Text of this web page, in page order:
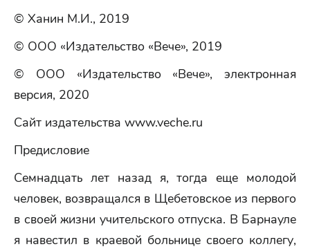
© Ханин М.И., 2019
© ООО «Издательство «Вече», 2019
© ООО «Издательство «Вече», электронная
версия, 2020
Сайт издательства www.veche.ru
Предисловие
Семнадцать лет назад я, тогда еще молодой
человек, возвращался в Щебетовское из первого
в своей жизни учительского отпуска. В Барнауле
я навестил в краевой больнице своего коллегу,